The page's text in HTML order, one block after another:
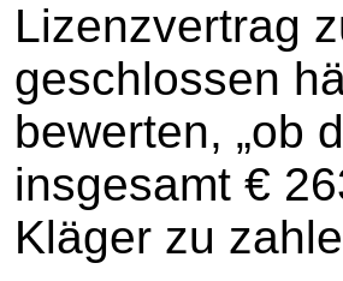
Lizenzvertrag
geschlossen
bewerten, „ob
insgesamt €
Kläger zu